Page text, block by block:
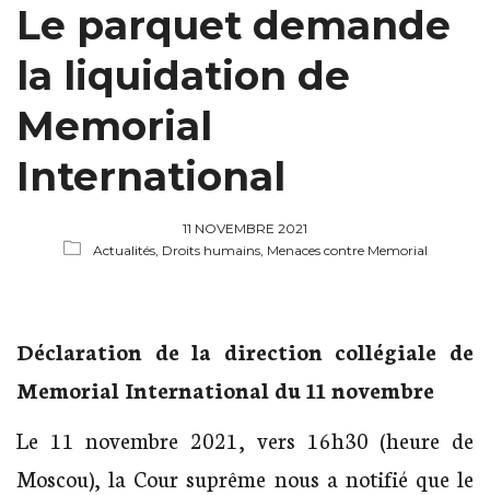
Le parquet demande
la liquidation de
Memorial
International
11 NOVEMBRE 2021
Actualités, Droits humains, Menaces contre Memorial
Déclaration de la direction collégiale de
Memorial International du 11 novembre
Le 11 novembre 2021, vers 16h30 (heure de
Moscou), la Cour suprême nous a notifié que le